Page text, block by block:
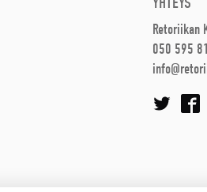
Retoriikan
050 595